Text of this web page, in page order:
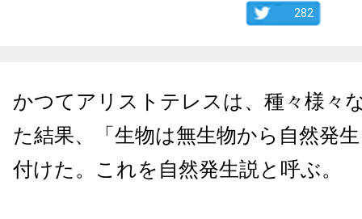
282
かつてアリストテレスは、種々様々
た結果、「生物は無生物から自然発
付けた。これを自然発生説と呼ぶ。